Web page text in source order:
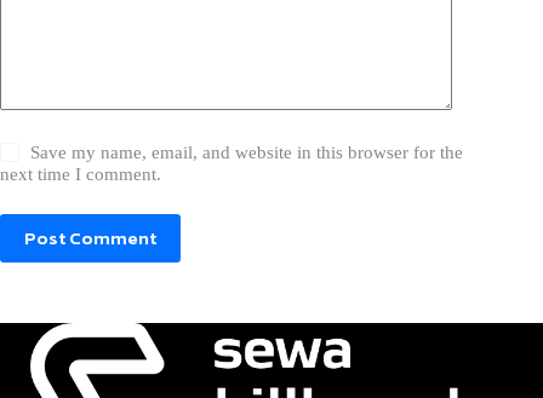
Save my name, email, and website in this browser for the
next time I comment.
Post Comment